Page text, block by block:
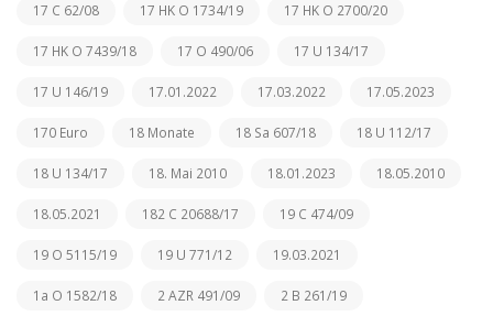
17 C 62/08 17 HK O 1734/19 17 HK O 2700/20
17 HK O 7439/18 17 O 490/06 17 U 134/17
17 U 146/19 17.01.2022 17.03.2022 17.05.2023
170 Euro 18 Monate 18 Sa 607/18 18 U 112/17
18 U 134/17 18. Mai 2010 18.01.2023 18.05.2010
18.05.2021 182 C 20688/17 19 C 474/09
19 O 5115/19 19 U 771/12 19.03.2021
1a O 1582/18 2 AZR 491/09 2 B 261/19